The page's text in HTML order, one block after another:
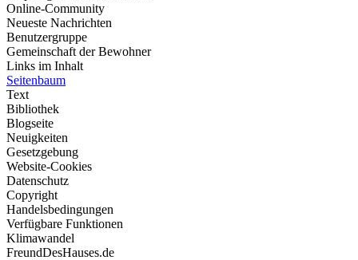
Online-Community
Neueste Nachrichten
Benutzergruppe
Gemeinschaft der Bewohner
Links im Inhalt
Seitenbaum
Text
Bibliothek
Blogseite
Neuigkeiten
Gesetzgebung
Website-Cookies
Datenschutz
Copyright
Handelsbedingungen
Verfügbare Funktionen
Klimawandel
FreundDesHauses.de